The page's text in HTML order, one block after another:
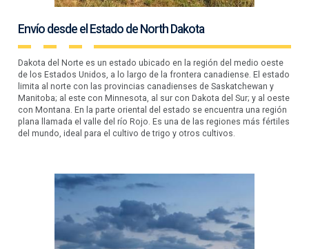
Envío desde el Estado de North Dakota
Dakota del Norte es un estado ubicado en la región del medio oeste
de los Estados Unidos, a lo largo de la frontera canadiense. El estado
limita al norte con las provincias canadienses de Saskatchewan y
Manitoba; al este con Minnesota, al sur con Dakota del Sur; y al oeste
con Montana. En la parte oriental del estado se encuentra una región
plana llamada el valle del río Rojo. Es una de las regiones más fértiles
del mundo, ideal para el cultivo de trigo y otros cultivos.